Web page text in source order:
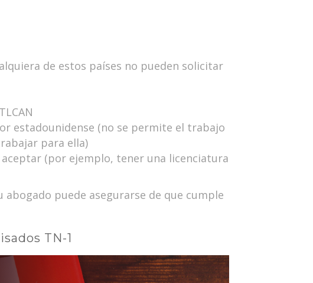
de estos países no pueden solicitar
estadounidense (no se permite el trabajo
para ella)
(por ejemplo, tener una licenciatura
puede asegurarse de que cumple
TN-1